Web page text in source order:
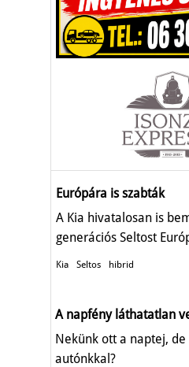
Európára is szabták
A Kia hivatalosan is
generációs Seltost
Kia Seltos hibrid
A napfény láthatatlan
Nekünk ott a naptej,
autónkkal?